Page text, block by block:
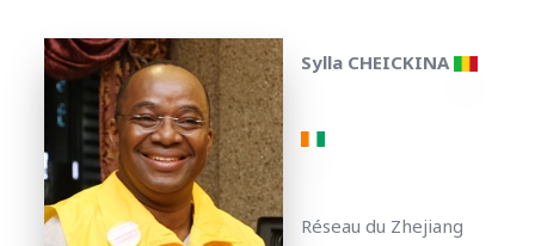
Sylla CHEICKINA
Réseau du Zhejiang